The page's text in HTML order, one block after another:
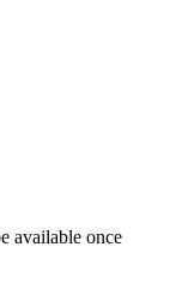
available once